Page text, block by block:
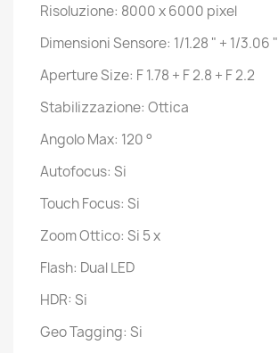
Risoluzione: 8000 x 6000 pixel
Dimensioni Sensore: 1/1.28 " + 1/3.06 "
Aperture Size: F 1.78 + F 2.8 + F 2.2
Stabilizzazione: Ottica
Angolo Max: 120 °
Autofocus: Si
Touch Focus: Si
Zoom Ottico: Si 5 x
Flash: Dual LED
HDR: Si
Geo Tagging: Si